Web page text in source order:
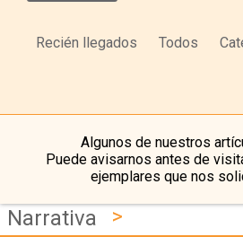
Recién llegados Todos
Algunos de nuestros
Puede avisarnos antes de
ejemplares que nos
Narrativa
>